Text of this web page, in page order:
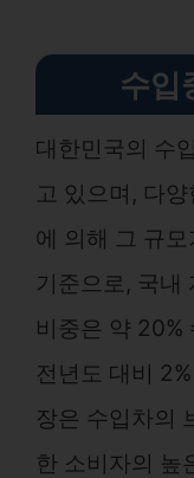
수입
대한민국의 수
고 있으며, 다
에 의해 그 규
기준으로, 국내
비중은 약 20%
전년도 대비
장은 수입차의
한 소비자의 높